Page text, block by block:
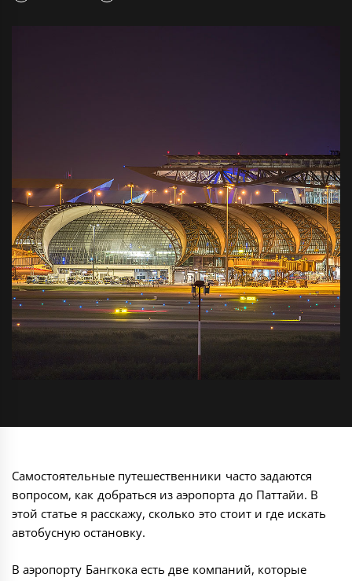
Самостоятельные путешественники часто задаются
вопросом, как добраться из аэропорта до Паттайи. В
этой статье я расскажу, сколько это стоит и где искать
автобусную остановку.
В аэропорту Бангкока есть две компаний, которые